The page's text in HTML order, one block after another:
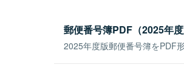
郵便番号簿PDF（2025年度
2025年度版郵便番号簿をPDF